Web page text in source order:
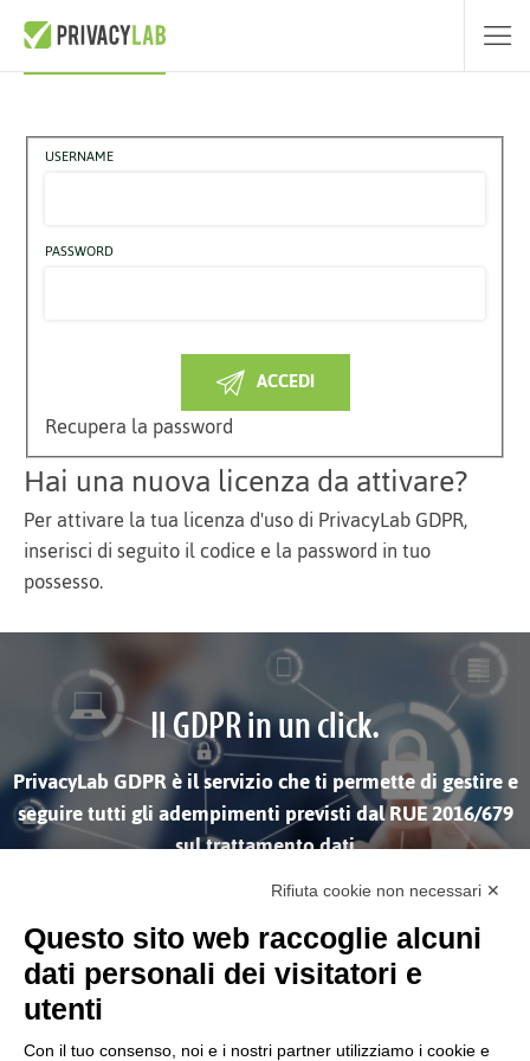
USERNAME
PASSWORD
ACCEDI
Recupera la password
Hai una nuova licenza da attivare?
Per attivare la tua licenza d'uso di PrivacyLab GDPR,
inserisci di seguito il codice e la password in tuo
possesso.
Il GDPR in un click.
PrivacyLab GDPR è il servizio che ti permette di gestire e
seguire tutti gli adempimenti previsti dal RUE 2016/679
sul trattamento dati
SCOPRI DI PIÙ
Rifiuta cookie non necessari ✕
Questo sito web raccoglie alcuni
dati personali dei visitatori e
utenti
Con il tuo consenso, noi e i nostri partner utilizziamo i cookie e